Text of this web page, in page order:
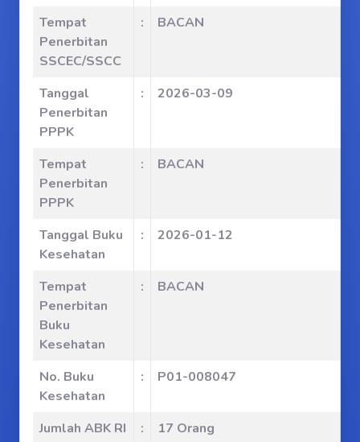
Tempat
Penerbitan
SSCEC/SSCC
: BACAN
Tanggal
Penerbitan
PPPK
: 2026-03-09
Tempat
Penerbitan
PPPK
: BACAN
Tanggal Buku
Kesehatan
: 2026-01-12
Tempat
Penerbitan
Buku
Kesehatan
: BACAN
No. Buku
Kesehatan
: P01-008047
Jumlah ABK RI :
17 Orang